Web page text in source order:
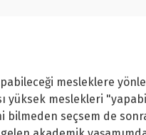
mesleklere
yüksek meslekleri
seçsem de